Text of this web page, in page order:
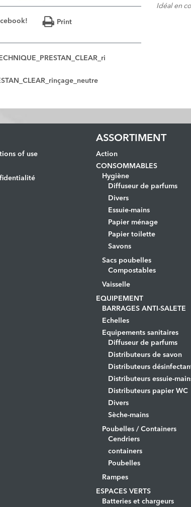
Print
Idéal en
of use
ASSORTIMENT
Action
CONSOMMABLES
Hygiène
Diffuseur de parfums
Divers
Essuie-mains
Papier ménage
Papier toilette
Savons
Sacs poubelles
Compostables
Vaisselle
EQUIPEMENT
BARRAGES ANTI-SALETE
Echelles
Equipements sanitaires
Diffuseur de parfums
Distributeurs de savon
Distributeurs
Distributeurs essuie-
Distributeurs papier WC
Divers
Sèche-mains
Poubelles / Containers
Cendriers
containers
Poubelles
Rampes
ESPACES VERTS
Batteries et chargeurs